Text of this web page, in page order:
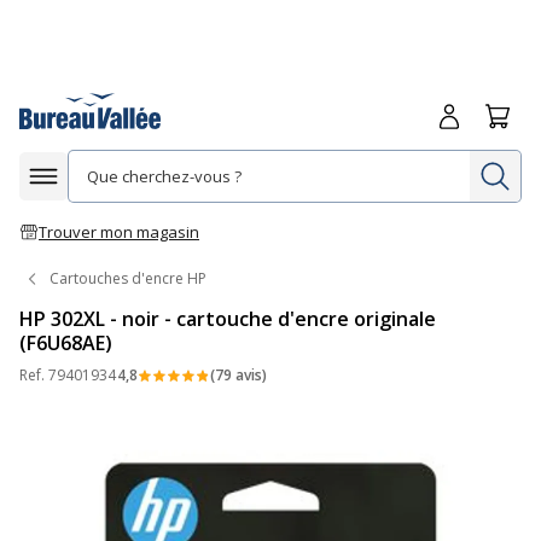
Afficher la navigation
Trouver mon magasin
Me
Cartouches d'encre HP
HP 302XL - noir - cartouche d'encre originale
(F6U68AE)
Ref. 794019344,8 (79 avis)